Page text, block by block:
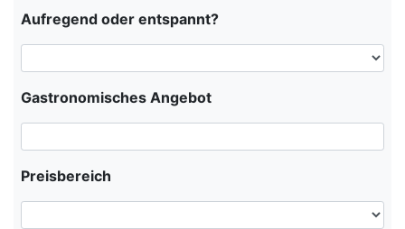
Aufregend oder entspannt?
Gastronomisches Angebot
Preisbereich